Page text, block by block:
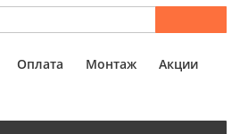
Оплата Монтаж
Акции